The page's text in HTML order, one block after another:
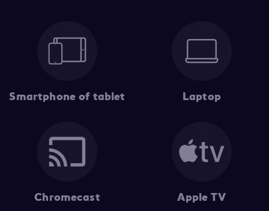
Smartphone of tablet Laptop
Chromecast Apple TV